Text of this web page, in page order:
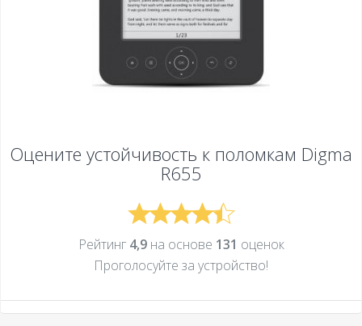
Оцените устойчивость к поломкам Digma
R655
Рейтинг 4,9на основе 131 оценок
Проголосуйте за устройcтво!